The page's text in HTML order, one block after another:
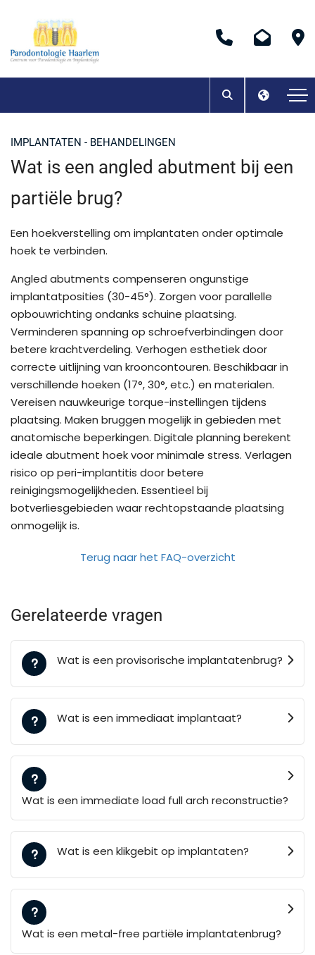
IMPLANTATEN - BEHANDELINGEN
Wat is een angled abutment bij een
partiële brug?
Een hoekverstelling om implantaten onder optimale
hoek te verbinden.
Angled abutments compenseren ongunstige
implantatposities (30-45°). Zorgen voor parallelle
opbouwrichting ondanks schuine plaatsing.
Verminderen spanning op schroefverbindingen door
betere krachtverdeling. Verhogen esthetiek door
correcte uitlijning van krooncontouren. Beschikbaar in
verschillende hoeken (17°, 30°, etc.) en materialen.
Vereisen nauwkeurige torque-instellingen tijdens
plaatsing. Maken bruggen mogelijk in gebieden met
anatomische beperkingen. Digitale planning berekent
ideale abutment hoek voor minimale stress. Verlagen
risico op peri-implantitis door betere
reinigingsmogelijkheden. Essentieel bij
botverliesgebieden waar rechtopstaande plaatsing
onmogelijk is.
Terug naar het FAQ-overzicht
Gerelateerde vragen
Wat is een provisorische implantatenbrug?
Wat is een immediaat implantaat?
Wat is een immediate load full arch reconstructie?
Wat is een klikgebit op implantaten?
Wat is een metal-free partiële implantatenbrug?